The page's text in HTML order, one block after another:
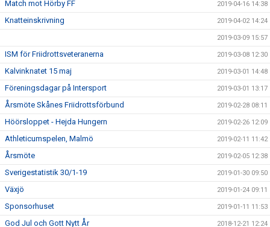
Match mot Hörby FF 2019-04-16 14:38
Knatteinskrivning 2019-04-02 14:24
2019-03-09 15:57
ISM för Friidrottsveteranerna 2019-03-08 12:30
Kalvinknatet 15 maj 2019-03-01 14:48
Föreningsdagar på Intersport 2019-03-01 13:17
Årsmöte Skånes Friidrottsförbund 2019-02-28 08:11
Höörsloppet - Hejda Hungern 2019-02-26 12:09
Athleticumspelen, Malmö 2019-02-11 11:42
Årsmöte 2019-02-05 12:38
Sverigestatistik 30/1-19 2019-01-30 09:50
Växjö 2019-01-24 09:11
Sponsorhuset 2019-01-11 11:53
God Jul och Gott Nytt År 2018-12-21 12:24